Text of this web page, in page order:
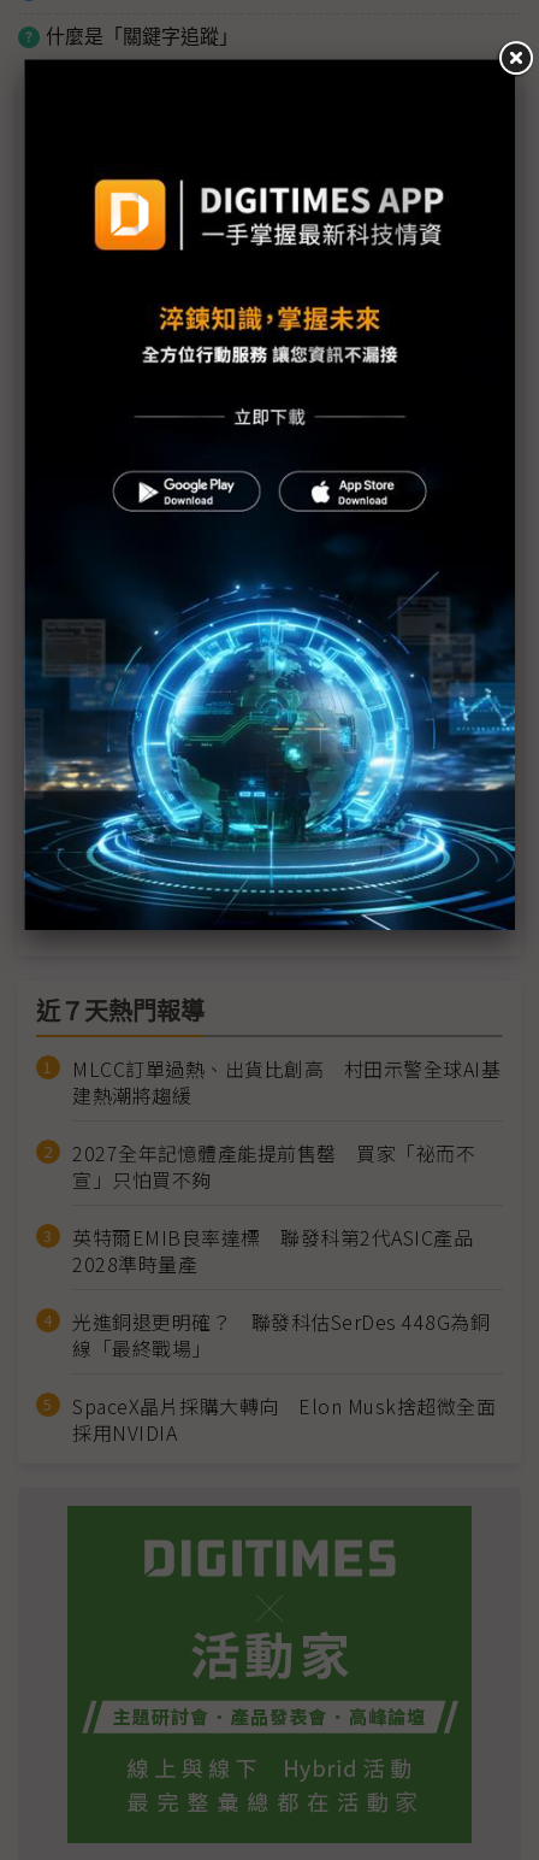
什麼是「關鍵字追蹤」
國產無人機難開「眼」 鏡頭需求因何遲未放量？
台廠競逐無人機影像感測晶片 紅外線加分項、AI演
算法必修
佳能深化光學與AI感測模組 2026年目標延續獲利動
廠進軍歐洲正當時
聯發科Genio平台3奈米新旗艦登場 鎖定最高階AIoT
影像處理需求
佳能企業祭「固本擴張」策略 2026年營運邁向爆發
商用機帶動高階產品、AI無人機模組放量 義隆不怕
PC下滑衝擊
擷發軟硬體前進Embedded World AIVO平台延伸
至無人機
聯詠估記憶體成2026需求關鍵 掌握「視覺邊緣AI」
新成長主力
佳能1月營收創10年新高 2026全年劍指百億大關
近７天熱門報導
MLCC訂單過熱、出貨比創高 村田示警全球AI基
建熱潮將趨緩
2027全年記憶體產能提前售罄 買家「祕而不
宣」只怕買不夠
英特爾EMIB良率達標 聯發科第2代ASIC產品
2028準時量產
光進銅退更明確？ 聯發科估SerDes 448G為銅
線「最終戰場」
SpaceX晶片採購大轉向 Elon Musk捨超微全面
採用NVIDIA